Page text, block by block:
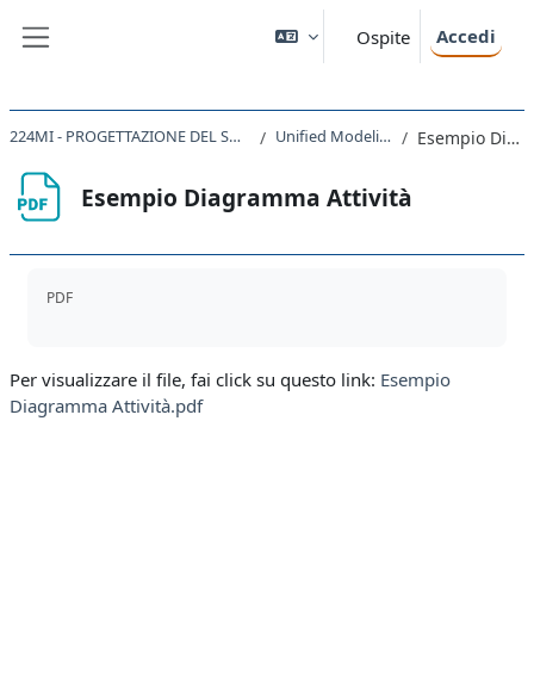
Ospite Accedi
224MI - PROGETTAZIONE DEL SOFTWARE E DEI SISTEMI INFORMATIVI 2021 Unified Modeling Language (UML) Esempio Diagramma Attività
Esempio Diagramma Attività
PDF
Per visualizzare il file, fai click su questo link: Esempio
Diagramma Attività.pdf